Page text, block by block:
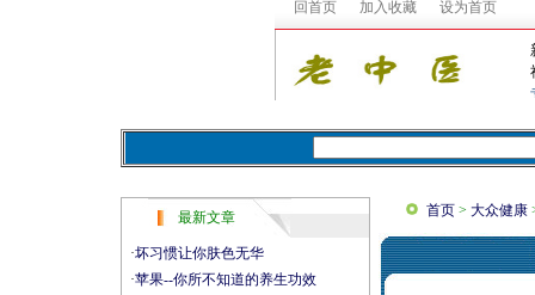
最新文章
·坏习惯让你肤色无华
·苹果--你所不知道的养生功效
首页 > 大众健康